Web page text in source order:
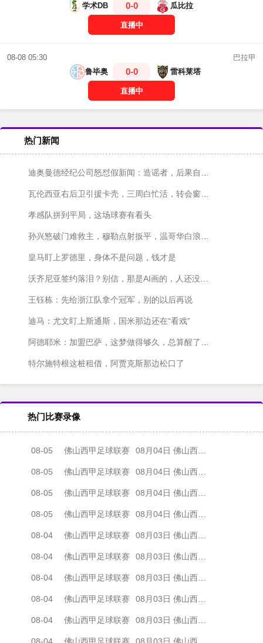
学术DB
0-0 瓜比拉
直播中
08-08 05:30
巴拉甲
鲁毕奥
0-0 雷科莱塔
直播中
热门新闻
迪奥曼德经纪公司怒怼假新闻：造谣者，后果自负！
瓦伦西亚右后卫引援卡壳，三周白忙活，转会窗快关上了！
孝感队拼到平局，这场球赛有看头
孙兴慜破门难救主，穆勒点射扳平，温哥华白浪主场1-1战平洛杉矶
皇马盯上罗德里，身体不是问题，钱才是
沃齐尼亚签约落泪？别信，那是AI画的，人还没签字呢
王钰栋：先给浙江队拿个冠军，别的以后再说
迪马：尤文盯上斯通斯，国米那边还在“看戏”
阿德耶米：加盟巴萨，这梦做得够久，总算醒了？不对，是成了！
特尔施特根这桩租借，阿贾克斯那边松口了
热门比赛录像
08-05 佛山西甲足球联赛 08月04日 佛山西甲足球联赛32强淘汰赛 肇庆恒骏成 VS 三七互娱 全场录像
08-05 佛山西甲足球联赛 08月04日 佛山西甲足球联赛32强淘汰赛 广东西南建设 VS 香港圣徒 全场录像
08-05 佛山西甲足球联赛 08月04日 佛山西甲足球联赛32强淘汰赛 贪玩游戏 VS 美的薪火 全场录像
08-05 佛山西甲足球联赛 08月04日 佛山西甲足球联赛32强淘汰赛 藝品高國際 VS 湛江狂狼·粵辉能源 全场录像
08-04 佛山西甲足球联赛 08月03日 佛山西甲足球联赛32强淘汰赛 广东客家青年 VS 广州英华思力U17 全场录像
08-04 佛山西甲足球联赛 08月03日 佛山西甲足球联赛32强淘汰赛 广州求信 VS 顺德新青年 全场录像
08-04 佛山西甲足球联赛 08月03日 佛山西甲足球联赛32强淘汰赛 大塘控股 VS 茂名市点都得 全场录像
08-04 佛山西甲足球联赛 08月03日 佛山西甲足球联赛32强淘汰赛 广东凤铝 VS 湛江八部科技 全场录像
08-04 佛山西甲足球联赛 08月03日 佛山西甲足球联赛32强淘汰赛 广州蜀地红 VS 广州戴拿模 全场录像
08-04 佛山西甲足球联赛 08月03日 佛山西甲足球联赛32强淘汰赛 三水乐民兴健力宝 VS 中国澳门澳科精英 全场录像